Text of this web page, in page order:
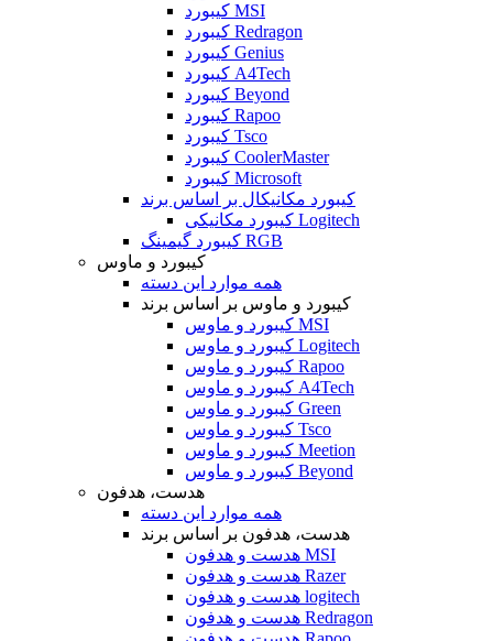
کیبورد MSI
کیبورد Redragon
کیبورد Genius
کیبورد A4Tech
کیبورد Beyond
کیبورد Rapoo
کیبورد Tsco
کیبورد CoolerMaster
کیبورد Microsoft
کیبورد مکانیکال بر اساس برند
کیبورد مکانیکی Logitech
کیبورد گیمینگ RGB
کیبورد و ماوس
همه موارد این دسته
کیبورد و ماوس بر اساس برند
کیبورد و ماوس MSI
کیبورد و ماوس Logitech
کیبورد و ماوس Rapoo
کیبورد و ماوس A4Tech
کیبورد و ماوس Green
کیبورد و ماوس Tsco
کیبورد و ماوس Meetion
کیبورد و ماوس Beyond
هدست، هدفون
همه موارد این دسته
هدست، هدفون بر اساس برند
هدست و هدفون MSI
هدست و هدفون Razer
هدست و هدفون logitech
هدست و هدفون Redragon